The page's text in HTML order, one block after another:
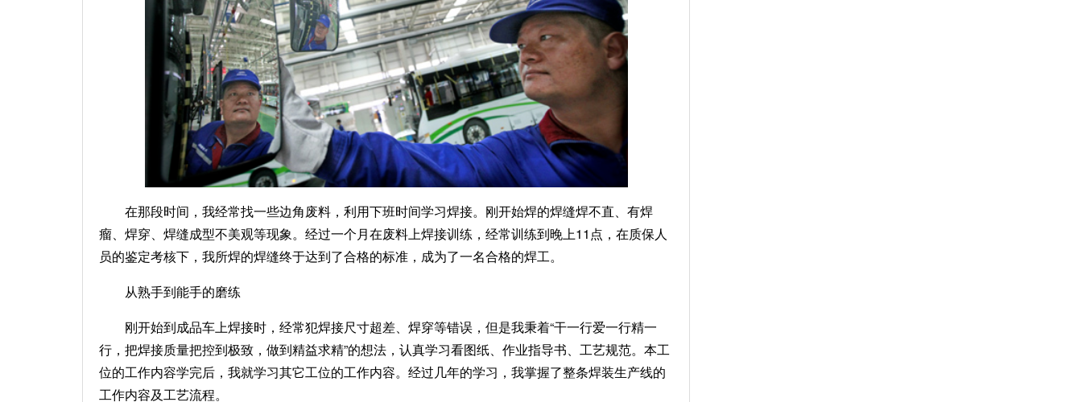
在那段时间，我经常找一些边角废料，利用下班时间学习焊接。刚开始焊的焊缝焊不直、有焊
瘤、焊穿、焊缝成型不美观等现象。经过一个月在废料上焊接训练，经常训练到晚上11点，在质保人
员的鉴定考核下，我所焊的焊缝终于达到了合格的标准，成为了一名合格的焊工。
从熟手到能手的磨练
刚开始到成品车上焊接时，经常犯焊接尺寸超差、焊穿等错误，但是我秉着“干一行爱一行精一
行，把焊接质量把控到极致，做到精益求精”的想法，认真学习看图纸、作业指导书、工艺规范。本工
位的工作内容学完后，我就学习其它工位的工作内容。经过几年的学习，我掌握了整条焊装生产线的
工作内容及工艺流程。